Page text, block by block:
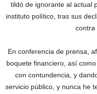
tildó de ignorante al actual
instituto político, tras sus
contra
En conferencia de prensa,
boquete financiero, así
con contundencia, y
servicio público, y nunca he